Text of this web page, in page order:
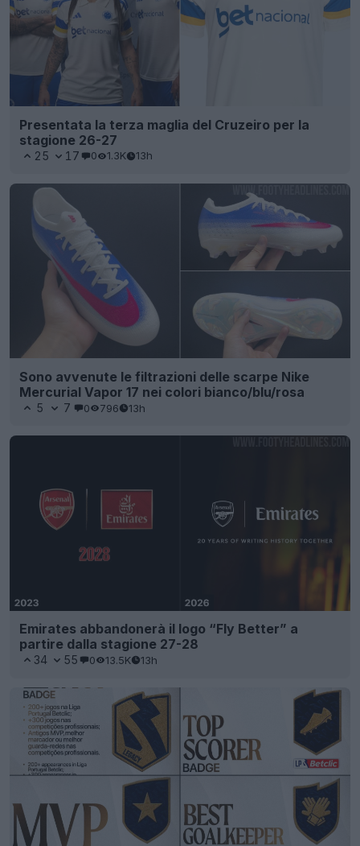
Presentata la terza maglia del Cruzeiro per la
stagione 26-27
25 17 0 1.3K 13h
Sono avvenute le filtrazioni delle scarpe Nike
Mercurial Vapor 17 nei colori bianco/blu/rosa
5 7 0 796 13h
Emirates abbandonerà il logo “Fly Better” a
partire dalla stagione 27-28
34 55 0 13.5K 13h